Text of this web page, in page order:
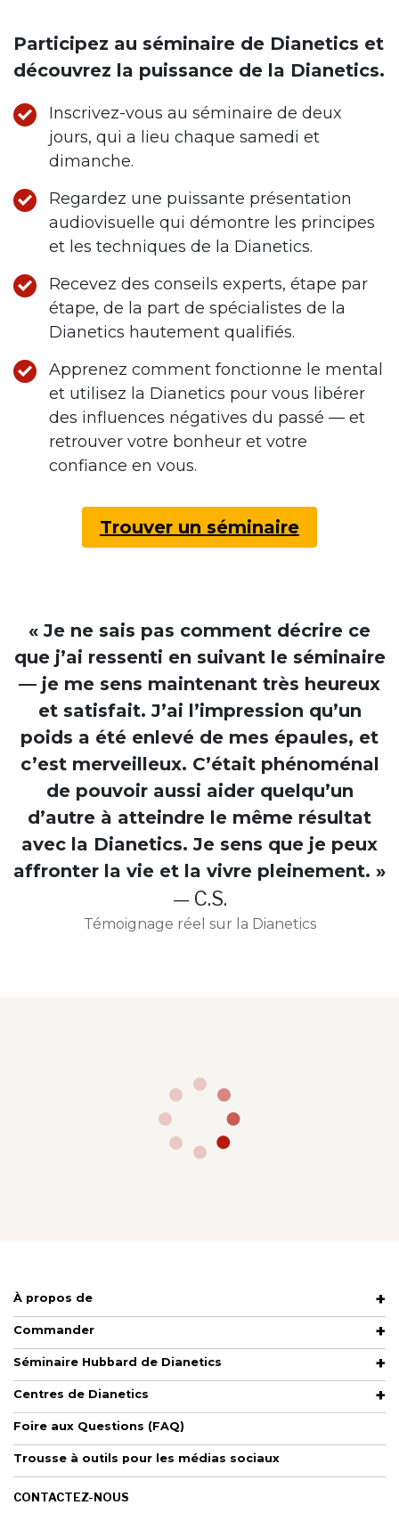
Participez au séminaire de Dianetics et
découvrez la puissance de la Dianetics.
Inscrivez-vous au séminaire de deux
jours, qui a lieu chaque samedi et
dimanche.
Regardez une puissante présentation
audiovisuelle qui démontre les principes
et les techniques de la Dianetics.
Recevez des conseils experts, étape par
étape, de la part de spécialistes de la
Dianetics hautement qualifiés.
Apprenez comment fonctionne le mental
et utilisez la Dianetics pour vous libérer
des influences négatives du passé — et
retrouver votre bonheur et votre
confiance en vous.
Trouver un séminaire
« Je ne sais pas comment décrire ce
que j’ai ressenti en suivant le séminaire
— je me sens maintenant très heureux
et satisfait. J’ai l’impression qu’un
poids a été enlevé de mes épaules, et
c’est merveilleux. C’était phénoménal
de pouvoir aussi aider quelqu’un
d’autre à atteindre le même résultat
avec la Dianetics. Je sens que je peux
affronter la vie et la vivre pleinement. »
— C.S.
Témoignage réel sur la Dianetics
À propos de
Commander
Séminaire Hubbard de Dianetics
Centres de Dianetics
Foire aux Questions (FAQ)
Trousse à outils pour les médias sociaux
CONTACTEZ-NOUS